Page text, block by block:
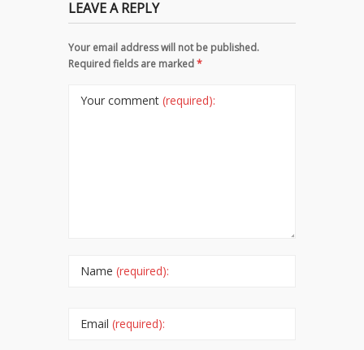
LEAVE A REPLY
Your email address will not be published.
Required fields are marked*
Your comment (required):
Name (required):
Email (required):